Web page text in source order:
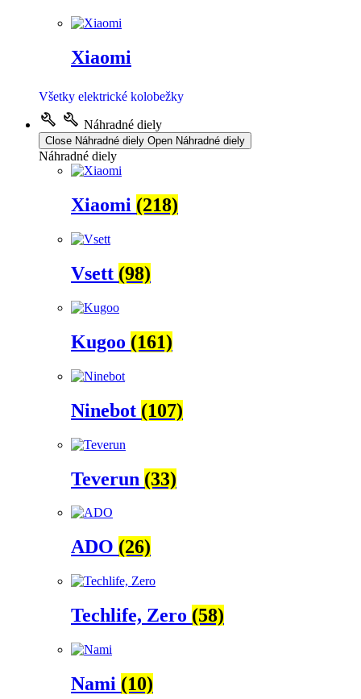
Xiaomi
Všetky elektrické kolobežky
Náhradné diely
Close Náhradné diely Open Náhradné diely
Náhradné diely
Xiaomi (218)
Vsett (98)
Kugoo (161)
Ninebot (107)
Teverun (33)
ADO (26)
Techlife, Zero (58)
Nami (10)